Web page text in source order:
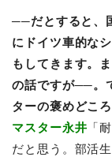
──だとすると、
にドイツ車的な
もしてきます。
の話ですが──。
ターの褒めどこ
マスター永井 「
だと思う。部活